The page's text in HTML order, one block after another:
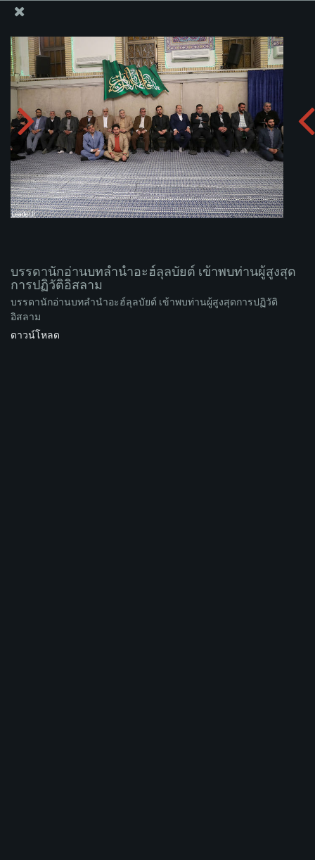
บรรดานักอ่านบทลำนำอะฮ์ลุลบัยต์ เข้าพบท่านผู้สูงสุดการ
ปฏิวัติอิสลาม
อัพโหลดอัลบั่ม:
บรรดานักอ่านบทลำนำอะฮ์ลุลบัยต์ เข้าพบท่านผู้สูงสุด
การปฏิวัติอิสลาม
บรรดานักอ่านบทลำนำอะฮ์ลุลบัยต์ เข้าพบท่านผู้สูงสุดการปฏิวัติ
อิสลาม
ดาวน์โหลด